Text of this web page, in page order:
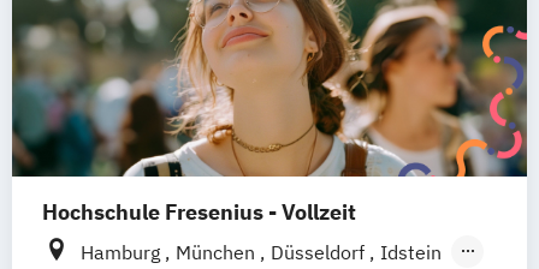
Hochschule Fresenius - Vollzeit
Hamburg München Düsseldorf
Idstein